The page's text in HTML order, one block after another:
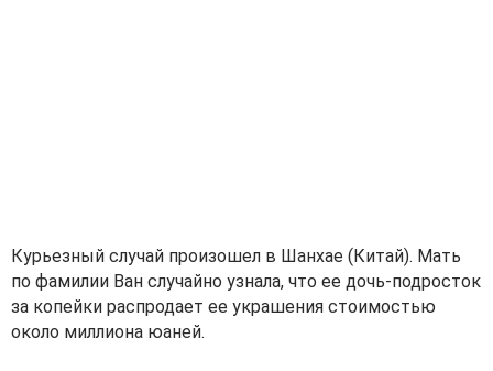
Курьезный случай произошел в Шанхае (Китай). Мать
по фамилии Ван случайно узнала, что ее дочь-подросток
за копейки распродает ее украшения стоимостью
около миллиона юаней.